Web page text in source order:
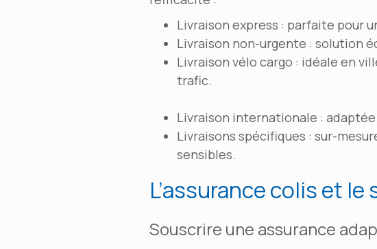
Livraison express : parfaite pour
Livraison non-urgente : solution
Livraison vélo cargo : idéale en
trafic.
Livraison internationale :
Livraisons spécifiques : sur-
sensibles.
L’assurance colis et
Souscrire une assurance